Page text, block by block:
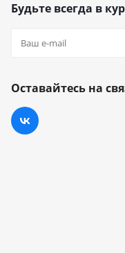
Будьте всегда в
Оставайтесь на